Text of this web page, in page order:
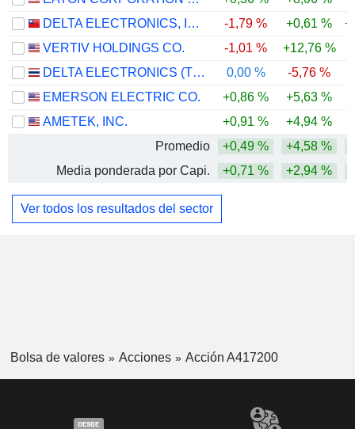
DELTA ELECTRONICS, INC.
-1,79 % +0,61 %
VERTIV HOLDINGS CO.
-1,01 % +12,76 %
DELTA ELECTRONICS (THAILAND)
0,00 % -5,76 %
EMERSON ELECTRIC CO.
+0,86 % +5,63 %
AMETEK, INC.
+0,91 % +4,94 %
Promedio
+0,49 % +4,58 %
Media ponderada por Capi.
+0,71 % +2,94 %
Ver todos los resultados del sector
Bolsa de valores Acciones Acción A417200